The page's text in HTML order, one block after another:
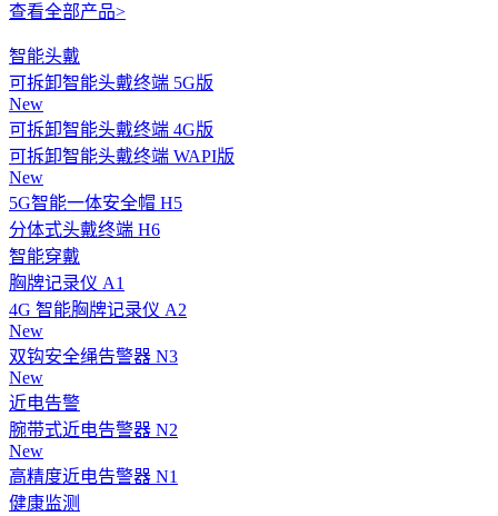
查看全部产品>
智能头戴
可拆卸智能头戴终端 5G版
New
可拆卸智能头戴终端 4G版
可拆卸智能头戴终端 WAPI版
New
5G智能一体安全帽 H5
分体式头戴终端 H6
智能穿戴
胸牌记录仪 A1
4G 智能胸牌记录仪 A2
New
双钩安全绳告警器 N3
New
近电告警
腕带式近电告警器 N2
New
高精度近电告警器 N1
健康监测